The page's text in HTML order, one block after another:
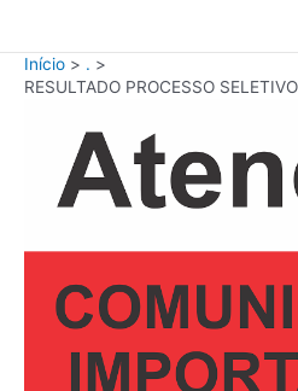
Início
.
RESULTADO PROCESSO